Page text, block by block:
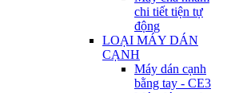
chi tiết tiện tự
động
LOẠI MÁY DÁN
CẠNH
Máy dán cạnh
bằng tay - CE3